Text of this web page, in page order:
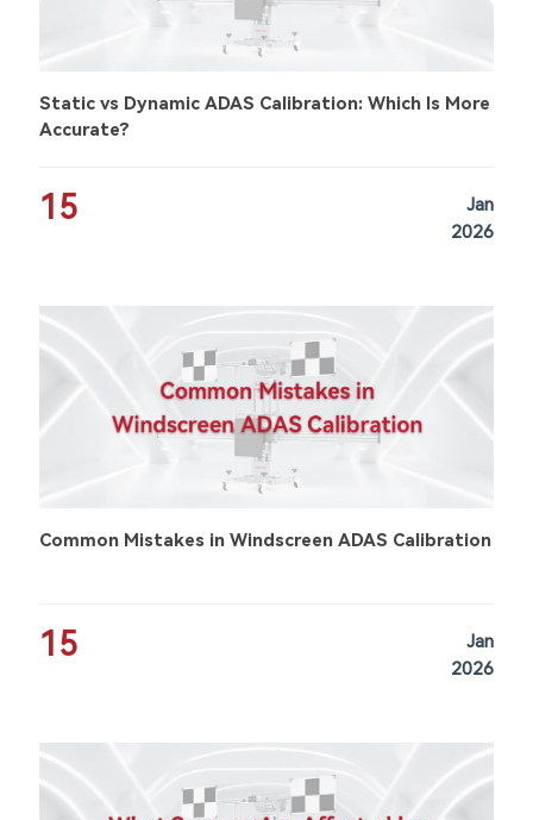
Static vs Dynamic ADAS Calibration: Which Is More
Accurate?
15
Jan
2026
Common Mistakes in Windscreen ADAS Calibration
15
Jan
2026